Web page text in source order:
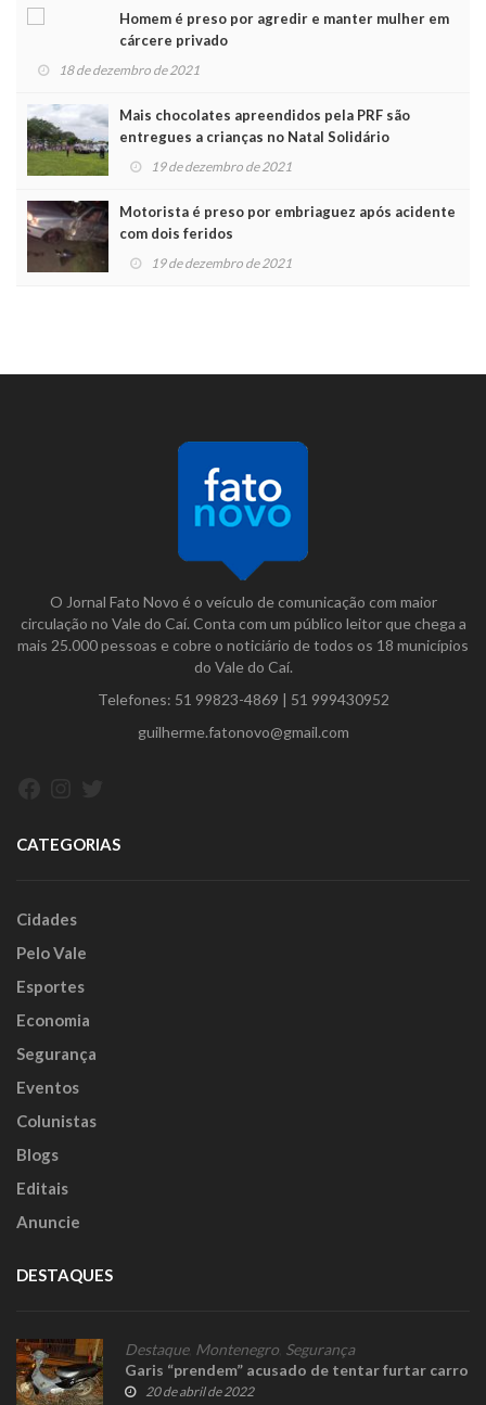
Homem é preso por agredir e manter mulher em
cárcere privado
18 de dezembro de 2021
Mais chocolates apreendidos pela PRF são
entregues a crianças no Natal Solidário
19 de dezembro de 2021
Motorista é preso por embriaguez após acidente
com dois feridos
19 de dezembro de 2021
O Jornal Fato Novo é o veículo de comunicação com maior
circulação no Vale do Caí. Conta com um público leitor que chega a
mais 25.000 pessoas e cobre o noticiário de todos os 18 municípios
do Vale do Caí.
Telefones: 51 99823-4869 | 51 999430952
guilherme.fatonovo@gmail.com
CATEGORIAS
Cidades
Pelo Vale
Esportes
Economia
Segurança
Eventos
Colunistas
Blogs
Editais
Anuncie
DESTAQUES
Destaque, Montenegro Segurança
Garis “prendem” acusado de tentar furtar carro
20 de abril de 2022